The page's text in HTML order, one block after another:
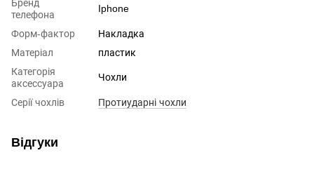
Бренд
телефона
Iphone
Форм-фактор
Накладка
Матеріал
пластик
Категорія
аксессуара
Чохли
Серії чохлів Протиударні чохли
Відгуки